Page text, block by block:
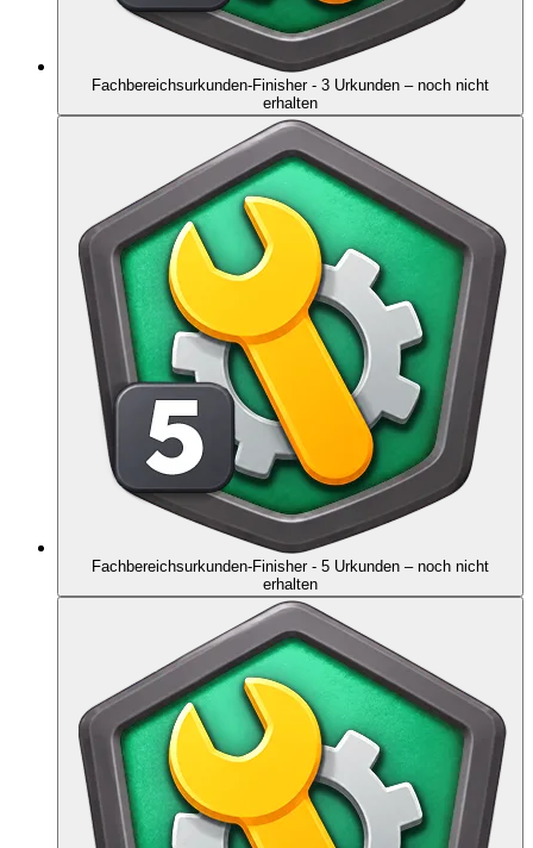
Fachbereichsurkunden-Finisher - 3 Urkunden – noch nicht
erhalten
Fachbereichsurkunden-Finisher - 5 Urkunden – noch nicht
erhalten